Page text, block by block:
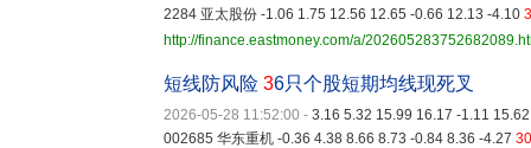
2284 亚太股份 -1.06 1.75 12.56 12.65 -0.66 12.13 -4.10
http://finance.eastmoney.com/a/
短线防风险 36只个股短期均线现死叉
2026-05-28 11:52:00 - 3.16 5.32 15.99 16.17 -1.11
002685 华东重机 -0.36 4.38 8.66 8.73 -0.84 8.36 -4.27